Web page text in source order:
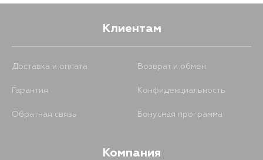
Клиентам
Доставка и оплата Возврат и обмен
Гарантия Конфиденциальность
Обратная связь Бонусная программа
Компания